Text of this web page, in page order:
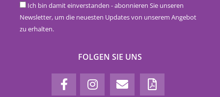
Ich bin damit einverstanden - abonnieren Sie unseren
Newsletter, um die neuesten Updates von unserem Angebot
zu erhalten.
FOLGEN SIE UNS